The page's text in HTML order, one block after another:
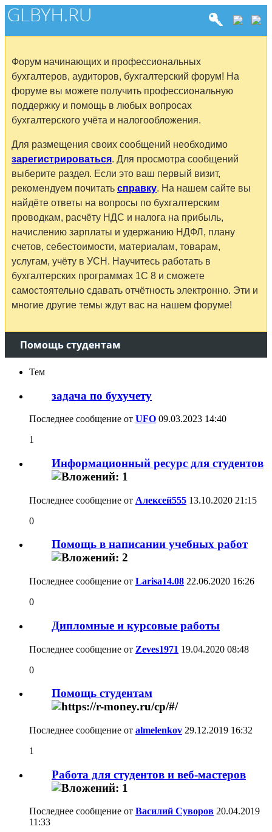
Форум начинающих и профессиональных
бухгалтеров, аудиторов, бухгалтерский форум! На
форуме вы можете получить профессиональную
поддержку и помощь в любых вопросах
бухгалтерского учёта и налогообложения.
Для размещения своих сообщений необходимо
зарегистрироваться. Для просмотра сообщений
выберите раздел. Если это ваш первый визит,
рекомендуем почитать справку. На нашем сайте вы
найдёте ответы на вопросы по бухгалтерским
проводкам, расчёту НДС и налога на прибыль,
начислению зарплаты и удержанию НДФЛ, плану
счетов, себестоимости, материалам, товарам,
услугам, учёту в УСН. Научитесь работать в
бухгалтерских программах 1С 8 и сможете
самостоятельно сдавать отчётность электронно. Эти и
многие другие темы ждут вас на нашем форуме!
Помощь студентам
Тем
задача по бухучету
Последнее сообщение от UFO 09.03.2023 14:40
1
Информационный ресурс для студентов
Последнее сообщение от Алексей555 13.10.2020 21:15
0
Помощь в написании учебных работ
Последнее сообщение от Larisa14.08 22.06.2020 16:26
0
Дипломные и курсовые работы
Последнее сообщение от Zeves1971 19.04.2020 08:48
0
Помощь студентам
Последнее сообщение от almelenkov 29.12.2019 16:32
1
Работа для студентов и веб-мастеров
Последнее сообщение от Василий Суворов 20.04.2019
11:33